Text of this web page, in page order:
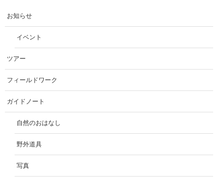
お知らせ
イベント
ツアー
フィールドワーク
ガイドノート
自然のおはなし
野外道具
写真